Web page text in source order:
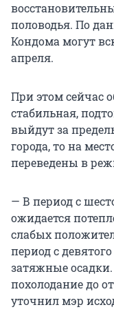
половодья. По
Кондома могут
апреля.
При этом сейчас
стабильная,
выйдут за
города, то на
переведены в
— В период с
ожидается
слабых
период с
затяжные осадки.
похолодание до
уточнил мэр